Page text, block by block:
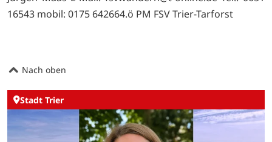
16543 mobil: 0175 642664.ö PM FSV Trier-Tarforst
Nach oben
Stadt Trier